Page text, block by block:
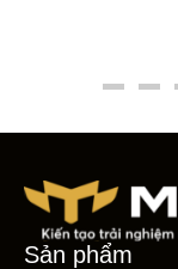
Sản phẩm